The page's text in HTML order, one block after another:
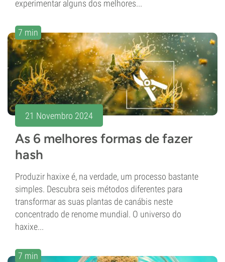
experimentar alguns dos melhores...
7 min
21 Novembro 2024
As 6 melhores formas de fazer
hash
Produzir haxixe é, na verdade, um processo bastante
simples. Descubra seis métodos diferentes para
transformar as suas plantas de canábis neste
concentrado de renome mundial. O universo do
haxixe...
7 min